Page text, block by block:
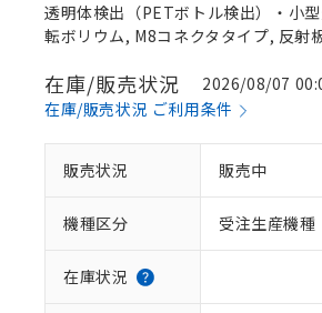
透明体検出（PETボトル検出）・小
転ボリウム, M8コネクタタイプ, 反射
在庫/販売状況
2026/08/07
在庫/販売状況 ご利用条件
販売状況 販売中
機種区分 受注生産機種
在庫状況